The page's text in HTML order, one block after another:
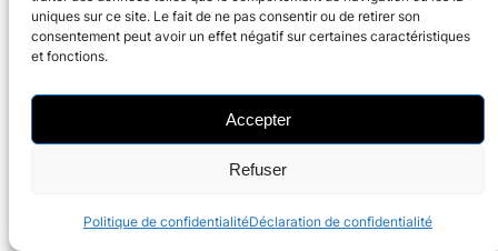
uniques sur ce site. Le fait de ne pas consentir ou de retirer son
consentement peut avoir un effet négatif sur certaines caractéristiques
et fonctions.
Accepter
Refuser
Politique de confidentialitéDéclaration de confidentialité